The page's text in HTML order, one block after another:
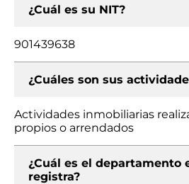
¿Cuál es su NIT?
901439638
¿Cuáles son sus
Actividades inmobiliarias
propios o arrendados
¿Cuál es el departamento
registra?